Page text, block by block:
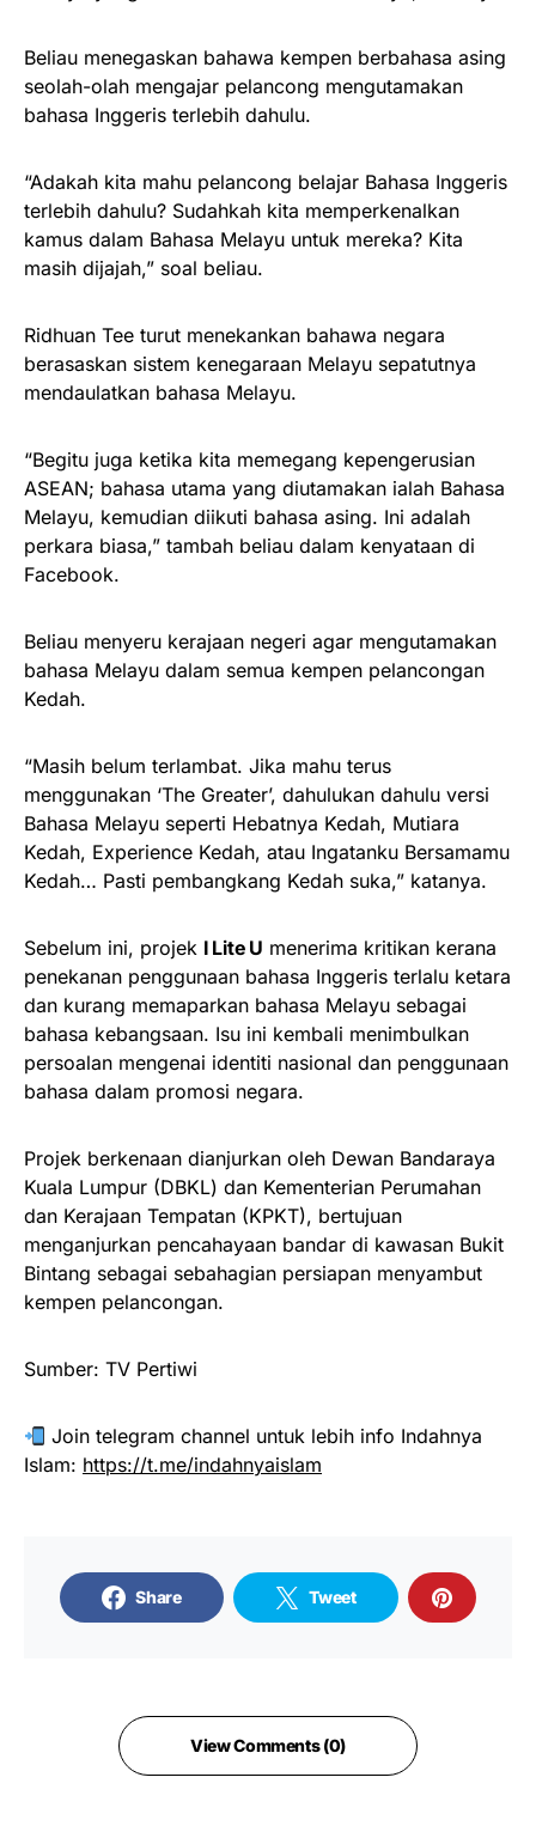
Beliau menegaskan bahawa kempen berbahasa asing
seolah-olah mengajar pelancong mengutamakan
bahasa Inggeris terlebih dahulu.
“Adakah kita mahu pelancong belajar Bahasa Inggeris
terlebih dahulu? Sudahkah kita memperkenalkan
kamus dalam Bahasa Melayu untuk mereka? Kita
masih dijajah,” soal beliau.
Ridhuan Tee turut menekankan bahawa negara
berasaskan sistem kenegaraan Melayu sepatutnya
mendaulatkan bahasa Melayu.
“Begitu juga ketika kita memegang kepengerusian
ASEAN; bahasa utama yang diutamakan ialah Bahasa
Melayu, kemudian diikuti bahasa asing. Ini adalah
perkara biasa,” tambah beliau dalam kenyataan di
Facebook.
Beliau menyeru kerajaan negeri agar mengutamakan
bahasa Melayu dalam semua kempen pelancongan
Kedah.
“Masih belum terlambat. Jika mahu terus
menggunakan ‘The Greater’, dahulukan dahulu versi
Bahasa Melayu seperti Hebatnya Kedah, Mutiara
Kedah, Experience Kedah, atau Ingatanku Bersamamu
Kedah… Pasti pembangkang Kedah suka,” katanya.
Sebelum ini, projek I Lite U menerima kritikan kerana
penekanan penggunaan bahasa Inggeris terlalu ketara
dan kurang memaparkan bahasa Melayu sebagai
bahasa kebangsaan. Isu ini kembali menimbulkan
persoalan mengenai identiti nasional dan penggunaan
bahasa dalam promosi negara.
Projek berkenaan dianjurkan oleh Dewan Bandaraya
Kuala Lumpur (DBKL) dan Kementerian Perumahan
dan Kerajaan Tempatan (KPKT), bertujuan
menganjurkan pencahayaan bandar di kawasan Bukit
Bintang sebagai sebahagian persiapan menyambut
kempen pelancongan.
Sumber: TV Pertiwi
Join telegram channel untuk lebih info Indahnya
Islam: https://t.me/indahnyaislam
Share Tweet
View Comments (0)